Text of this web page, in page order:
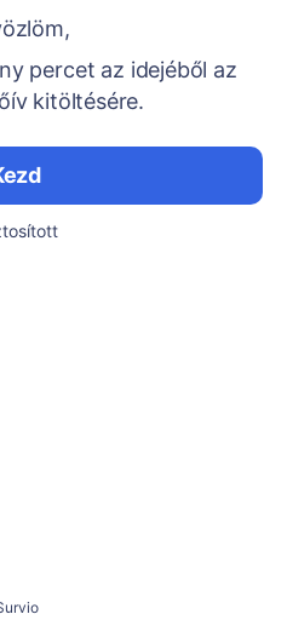
percet az idejéből az
kitöltésére.